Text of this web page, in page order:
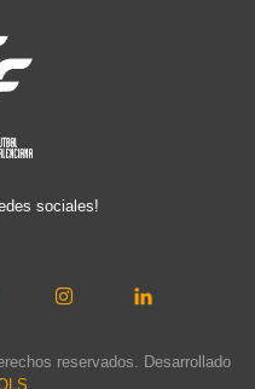
sociales!
reservados. Desarrollado
.